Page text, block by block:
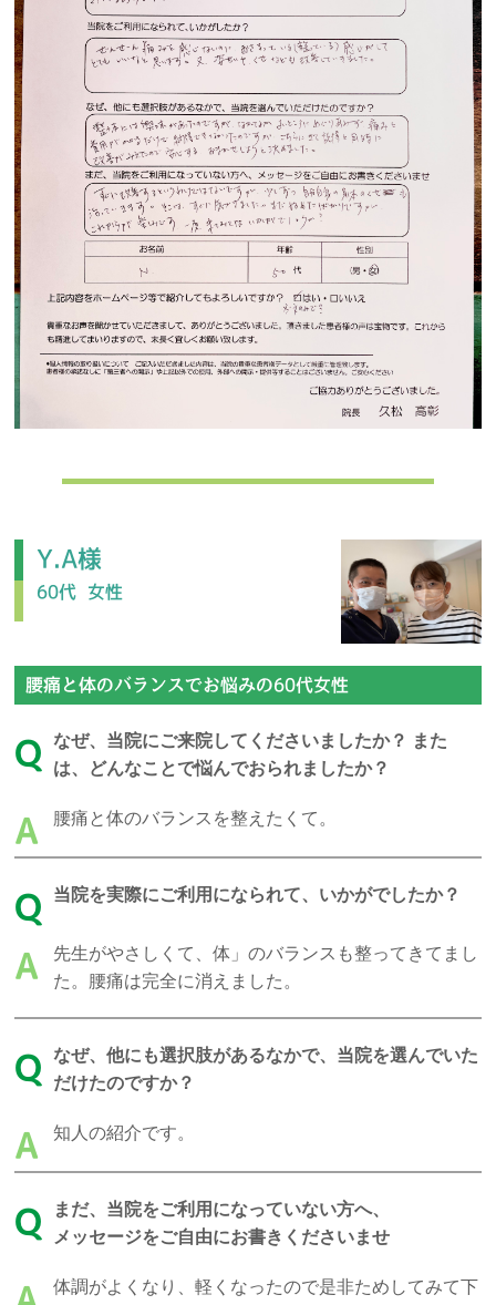
Y.A様
60代 女性
腰痛と体のバランスでお悩みの60代女性
Q
なぜ、当院にご来院してくださいましたか？ また
は、どんなことで悩んでおられましたか？
A 腰痛と体のバランスを整えたくて。
Q 当院を実際にご利用になられて、いかがでしたか？
A
先生がやさしくて、体」のバランスも整ってきてまし
た。腰痛は完全に消えました。
Q
なぜ、他にも選択肢があるなかで、当院を選んでいた
だけたのですか？
A 知人の紹介です。
Q
まだ、当院をご利用になっていない方へ、
メッセージをご自由にお書きくださいませ
体調がよくなり、軽くなったので是非ためしてみて下